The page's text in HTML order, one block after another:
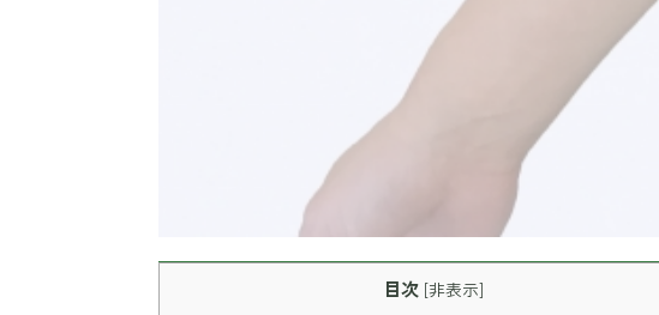
目次 [非表示]